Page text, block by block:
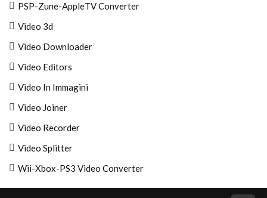
PSP-Zune-AppleTV Converter
Video 3d
Video Downloader
Video Editors
Video In Immagini
Video Joiner
Video Recorder
Video Splitter
Wii-Xbox-PS3 Video Converter